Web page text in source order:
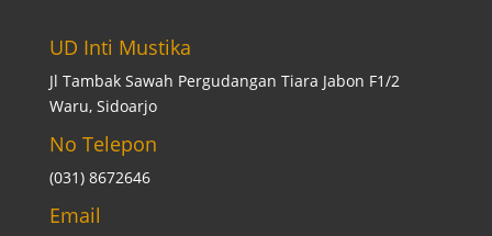
UD Inti Mustika
Jl Tambak Sawah Pergudangan Tiara Jabon F1/2
Waru, Sidoarjo
No Telepon
(031) 8672646
Email